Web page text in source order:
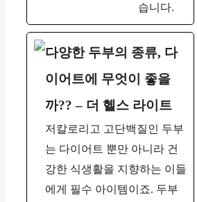
습니다.
다양한 두부의 종류, 다
이어트에 무엇이 좋을
까?? – 더 헬스 라이트
저칼로리고 고단백질인 두부
는 다이어트 뿐만 아니라 건
강한 식생활을 지향하는 이들
에게 필수 아이템이죠. 두부